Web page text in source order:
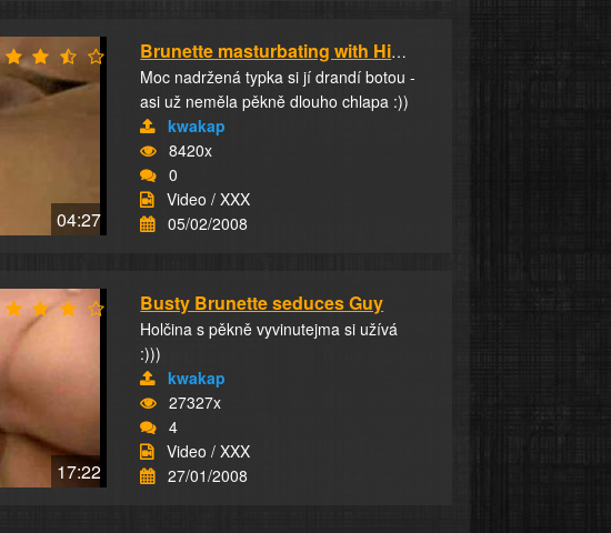
04:27
Brunette masturbating with High Heels
Moc nadržená typka si jí drandí botou -
asi už neměla pěkně dlouho chlapa :))
kwakap
8420x
0
Video / XXX
05/02/2008
17:22
Busty Brunette seduces Guy
Holčina s pěkně vyvinutejma si užívá
:)))
kwakap
27327x
4
Video / XXX
27/01/2008